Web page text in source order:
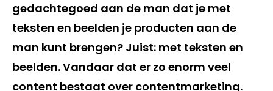
gedachtegoed aan de man dat je met
teksten en beelden je producten aan de
man kunt brengen? Juist: met teksten en
beelden. Vandaar dat er zo enorm veel
content bestaat over contentmarketing.